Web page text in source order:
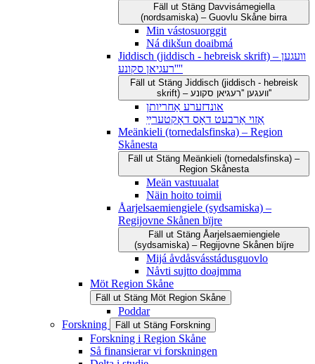
Fäll ut Stäng Davvisámegiella
(nordsamiska) – Guovlu Skåne birra
Min vástosuorggit
Ná dikšun doaibmá
Jiddisch (jiddisch - hebreisk skrift) – וועגען
''רעגיאן סקונע''
Fäll ut Stäng Jiddisch (jiddisch - hebreisk
skrift) – וועגען ''רעגיאן סקונע''
אונדזערע אַחריותן
אַזוי אַרבעט דאָס דאָקטערײַ
Meänkieli (tornedalsfinska) – Region
Skånesta
Fäll ut Stäng Meänkieli (tornedalsfinska) –
Region Skånesta
Meän vastuualat
Näin hoito toimii
Åarjelsaemiengiele (sydsamiska) –
Regijovne Skånen bïjre
Fäll ut Stäng Åarjelsaemiengiele
(sydsamiska) – Regijovne Skånen bïjre
Mijá åvdåsvásstádusguovlo
Nåvti sujtto doajmma
Möt Region Skåne
Fäll ut Stäng Möt Region Skåne
Poddar
Forskning
Fäll ut Stäng Forskning
Forskning i Region Skåne
Så finansierar vi forskningen